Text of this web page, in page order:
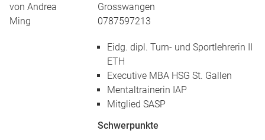
Grosswangen
0787597213
Eidg. dipl. Turn- und Sportlehrerin II
ETH
Executive MBA HSG St. Gallen
Mentaltrainerin IAP
Mitglied SASP
Schwerpunkte